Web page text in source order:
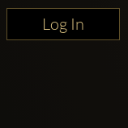
Log In